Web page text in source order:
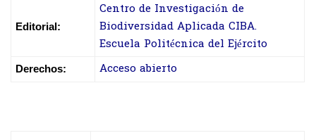
Editorial:
Centro de Investigación de
Biodiversidad Aplicada CIBA.
Escuela Politécnica del Ejército
Derechos: Acceso abierto